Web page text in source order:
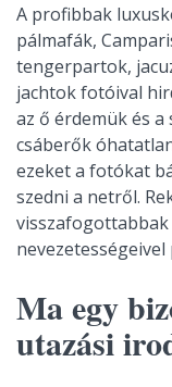
A profibbak
pálmafák,
tengerpartok,
jachtok fotóival
az ő érdemük és a
csáberők
ezeket a fotókat
szedni a netről.
Ma egy
utazási